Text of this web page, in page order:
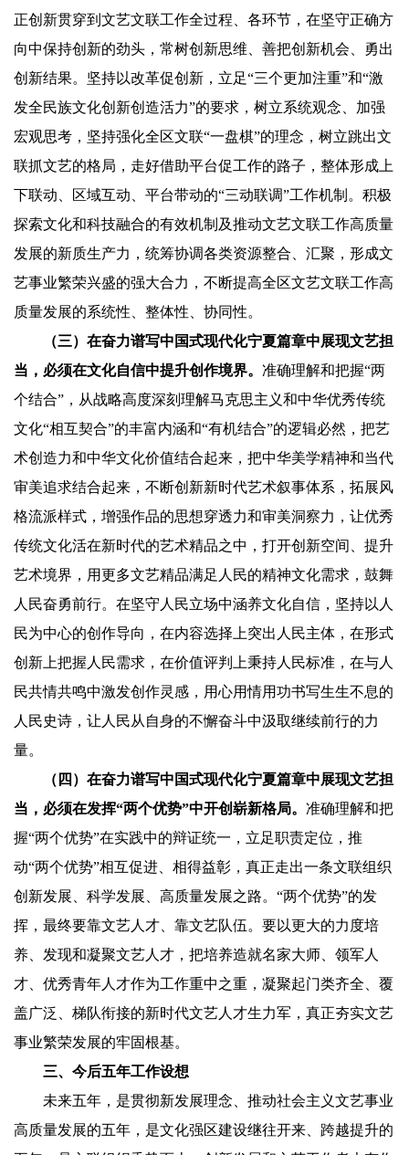
正创新贯穿到文艺文联工作全过程、各环节，在坚守正确方
向中保持创新的劲头，常树创新思维、善把创新机会、勇出
创新结果。坚持以改革促创新，立足“三个更加注重”和“激
发全民族文化创新创造活力”的要求，树立系统观念、加强
宏观思考，坚持强化全区文联“一盘棋”的理念，树立跳出文
联抓文艺的格局，走好借助平台促工作的路子，整体形成上
下联动、区域互动、平台带动的“三动联调”工作机制。积极
探索文化和科技融合的有效机制及推动文艺文联工作高质量
发展的新质生产力，统筹协调各类资源整合、汇聚，形成文
艺事业繁荣兴盛的强大合力，不断提高全区文艺文联工作高
质量发展的系统性、整体性、协同性。
（三）在奋力谱写中国式现代化宁夏篇章中展现文艺担
当，必须在文化自信中提升创作境界。 准确理解和把握“两
个结合”，从战略高度深刻理解马克思主义和中华优秀传统
文化“相互契合”的丰富内涵和“有机结合”的逻辑必然，把艺
术创造力和中华文化价值结合起来，把中华美学精神和当代
审美追求结合起来，不断创新新时代艺术叙事体系，拓展风
格流派样式，增强作品的思想穿透力和审美洞察力，让优秀
传统文化活在新时代的艺术精品之中，打开创新空间、提升
艺术境界，用更多文艺精品满足人民的精神文化需求，鼓舞
人民奋勇前行。在坚守人民立场中涵养文化自信，坚持以人
民为中心的创作导向，在内容选择上突出人民主体，在形式
创新上把握人民需求，在价值评判上秉持人民标准，在与人
民共情共鸣中激发创作灵感，用心用情用功书写生生不息的
人民史诗，让人民从自身的不懈奋斗中汲取继续前行的力
量。
（四）在奋力谱写中国式现代化宁夏篇章中展现文艺担
当，必须在发挥“两个优势”中开创崭新格局。 准确理解和把
握“两个优势”在实践中的辩证统一，立足职责定位，推
动“两个优势”相互促进、相得益彰，真正走出一条文联组织
创新发展、科学发展、高质量发展之路。“两个优势”的发
挥，最终要靠文艺人才、靠文艺队伍。要以更大的力度培
养、发现和凝聚文艺人才，把培养造就名家大师、领军人
才、优秀青年人才作为工作重中之重，凝聚起门类齐全、覆
盖广泛、梯队衔接的新时代文艺人才生力军，真正夯实文艺
事业繁荣发展的牢固根基。
三、今后五年工作设想
未来五年，是贯彻新发展理念、推动社会主义文艺事业
高质量发展的五年，是文化强区建设继往开来、跨越提升的